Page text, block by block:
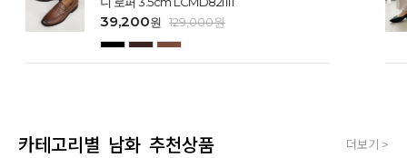
39,200원 129,000원
카테고리별 남화 추천상품 더보기 >